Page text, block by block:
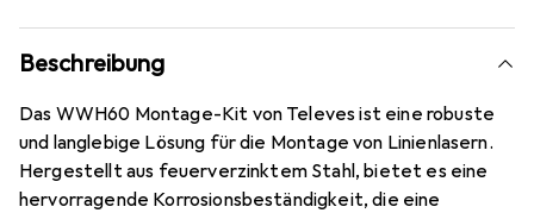
Beschreibung
Das WWH60 Montage-Kit von Televes ist eine robuste
und langlebige Lösung für die Montage von Linienlasern.
Hergestellt aus feuerverzinktem Stahl, bietet es eine
hervorragende Korrosionsbeständigkeit, die eine